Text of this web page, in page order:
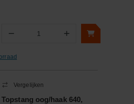
− Aantal +
Vergelijken
Topstang oog/haak 640,